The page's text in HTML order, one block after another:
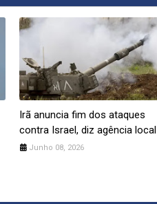
Irã anuncia fim dos ataques
contra Israel, diz agência local
Junho 08, 2026